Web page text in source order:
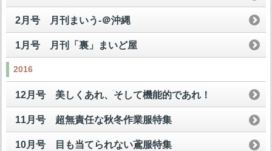
2月号 月刊まいう-＠沖縄
1月号 月刊「裏」まいど屋
2016
12月号 美しくあれ、そして機能的であれ！
11月号 超無責任な秋冬作業服特集
10月号 目も当てられない鳶服特集